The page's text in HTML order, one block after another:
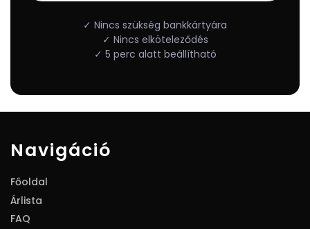
✓ Nincs szükség bankkártyára
✓ Nincs elköteleződés
✓ 5 perc alatt beállítható
Navigáció
Főoldal
Árlista
FAQ